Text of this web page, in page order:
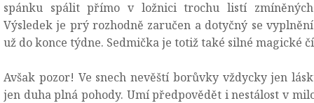
spánku spálit přímo v ložnici trochu listí
Výsledek je prý rozhodně zaručen a dotyčný se
už do konce týdne. Sedmička je totiž také silné magické
Avšak pozor! Ve snech nevěští borůvky vždycky jen
jen duha plná pohody. Umí předpovědět i nestálost v